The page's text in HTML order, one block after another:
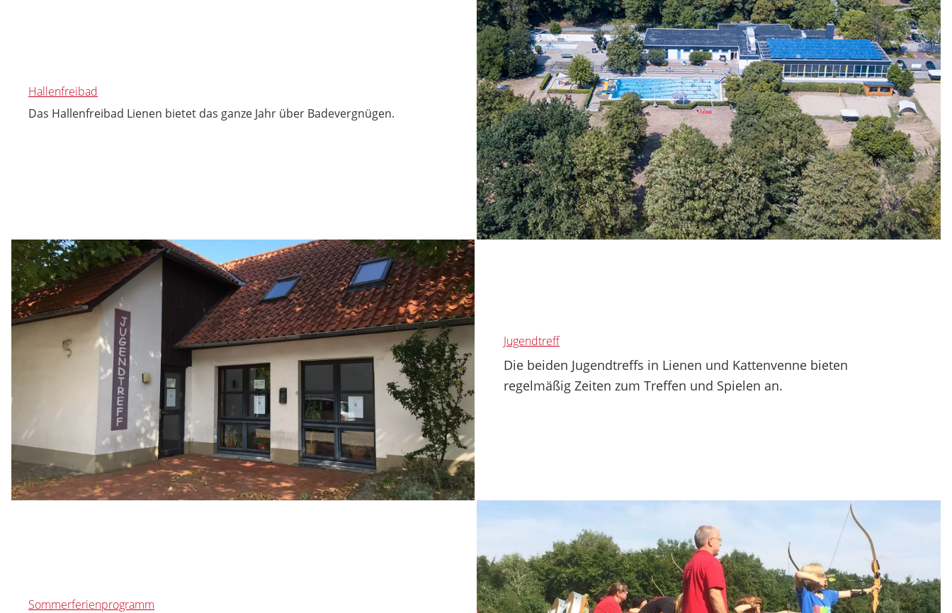
Hallenfreibad
Das Hallenfreibad Lienen bietet das ganze Jahr über Badevergnügen.
Jugendtreff
Die beiden Jugendtreffs in Lienen und Kattenvenne bieten
regelmäßig Zeiten zum Treffen und Spielen an.
Sommerferienprogramm